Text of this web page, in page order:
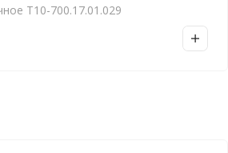
Т10-700.17.01.029